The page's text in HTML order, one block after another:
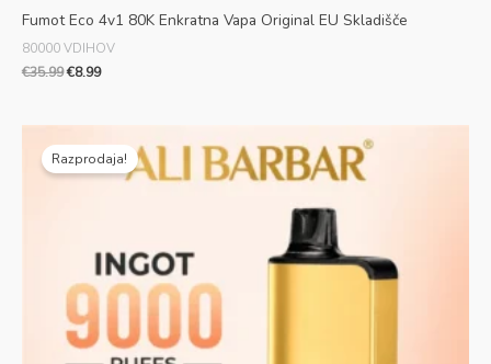
Fumot Eco 4v1 80K Enkratna Vapa Original EU Skladišče
80000 VDIHOV
€35.99€8.99
Razprodaja!
cena
je
cena
je:
€60.00.